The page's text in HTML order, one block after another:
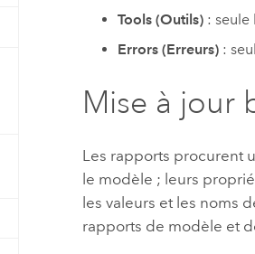
Tools (Outils): seule
Errors (Erreurs):
Mise à jour
Les rapports procurent
le modèle ; leurs
les valeurs et les noms
rapports de modèle et